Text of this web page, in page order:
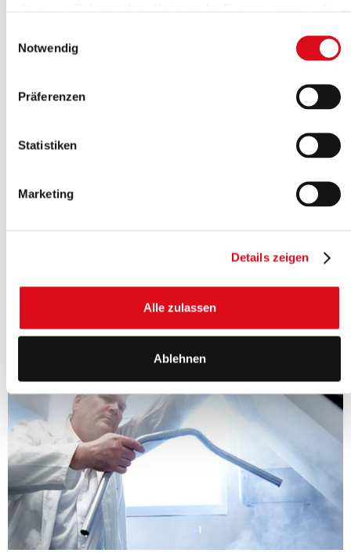
Notwendig
Präferenzen
Statistiken
Marketing
Details zeigen
Alle zulassen
Ablehnen